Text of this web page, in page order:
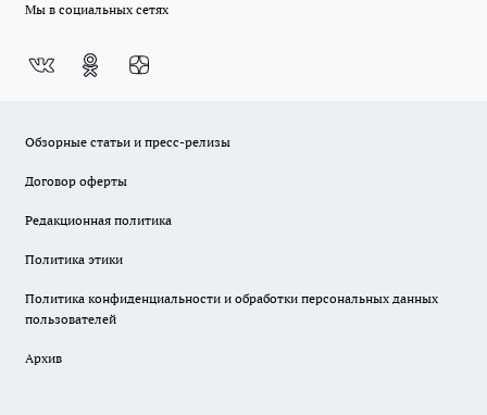
Мы в социальных сетях
Обзорные статьи и пресс-релизы
Договор оферты
Редакционная политика
Политика этики
Политика конфиденциальности и обработки персональных данных
пользователей
Архив